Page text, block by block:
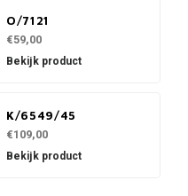
O/7121
€59,00
Bekijk product
K/6549/45
€109,00
Bekijk product